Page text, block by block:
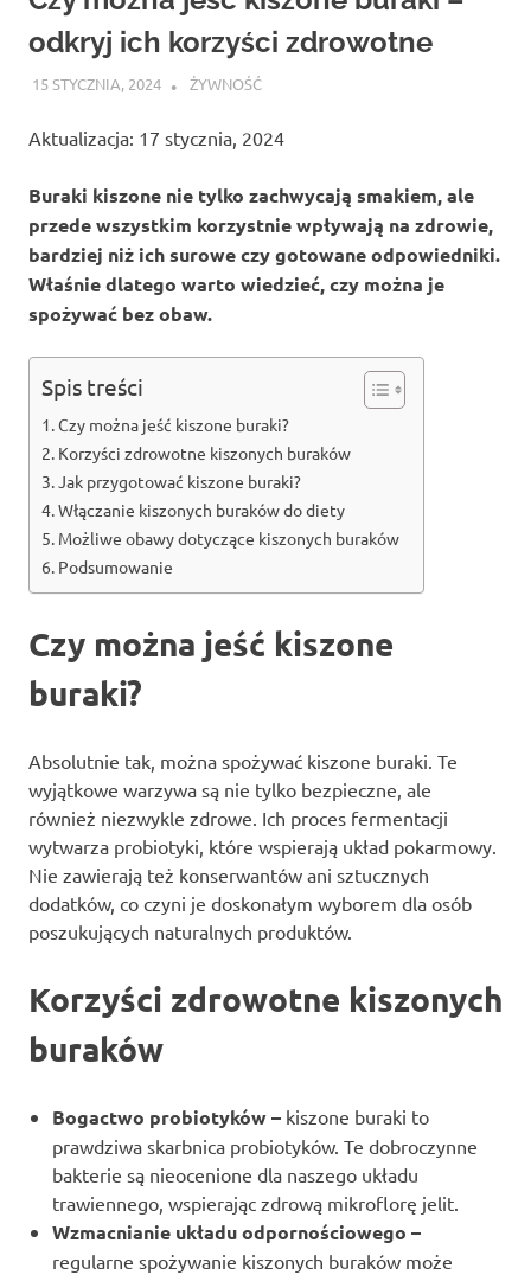
odkryj ich korzyści zdrowotne
15 STYCZNIA, 2024 ATROX
ŻYWNOŚĆ
Aktualizacja: 17 stycznia, 2024
Buraki kiszone nie tylko zachwycają smakiem, ale
przede wszystkim korzystnie wpływają na zdrowie,
bardziej niż ich surowe czy gotowane odpowiedniki.
Właśnie dlatego warto wiedzieć, czy można je
spożywać bez obaw.
Spis treści
Czy można jeść kiszone buraki?
Korzyści zdrowotne kiszonych buraków
Jak przygotować kiszone buraki?
Włączanie kiszonych buraków do diety
Możliwe obawy dotyczące kiszonych buraków
Podsumowanie
Czy można jeść kiszone
buraki?
Absolutnie tak, można spożywać kiszone buraki. Te
wyjątkowe warzywa są nie tylko bezpieczne, ale
również niezwykle zdrowe. Ich proces fermentacji
wytwarza probiotyki, które wspierają układ pokarmowy.
Nie zawierają też konserwantów ani sztucznych
dodatków, co czyni je doskonałym wyborem dla osób
poszukujących naturalnych produktów.
Korzyści zdrowotne kiszonych
buraków
Bogactwo probiotyków – kiszone buraki to
prawdziwa skarbnica probiotyków. Te dobroczynne
bakterie są nieocenione dla naszego układu
trawiennego, wspierając zdrową mikroflorę jelit.
Wzmacnianie układu odpornościowego –
regularne spożywanie kiszonych buraków może